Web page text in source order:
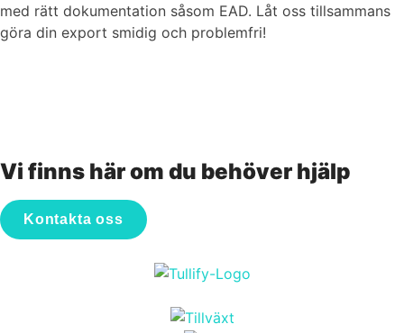
med rätt dokumentation såsom EAD. Låt oss tillsammans
göra din export smidig och problemfri!
Vi finns här om du behöver hjälp
Kontakta oss